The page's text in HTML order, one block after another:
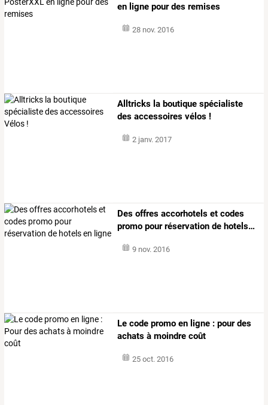
en ligne pour des remises
28 nov. 2016
Alltricks la boutique spécialiste
des accessoires vélos !
2 janv. 2017
Des offres accorhotels et codes
promo pourréservation de hotels…
9 nov. 2016
Le code promo en ligne : pour des
achats à moindre coût
25 oct. 2016